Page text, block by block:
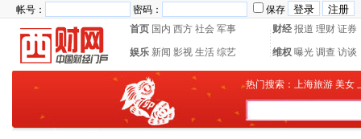
帐号： 密码：
保存
首页 国内 西方 社会 军事 财经 报道 理财 证券
娱乐 新闻 影视 生活 综艺 维权 曝光 调查 访谈
热门搜索： 上海旅游 美女